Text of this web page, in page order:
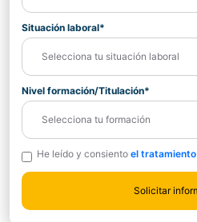
Situación laboral*
Nivel formación/Titulación*
He leído y consiento el